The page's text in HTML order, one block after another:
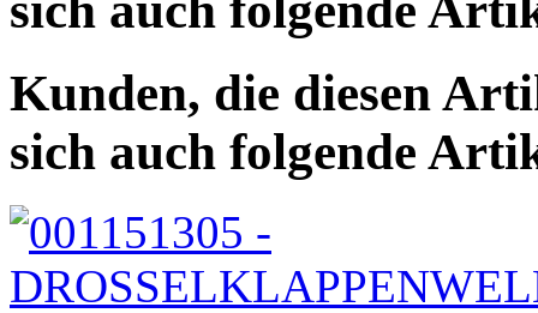
Kunden, die diesen
sich auch folgende